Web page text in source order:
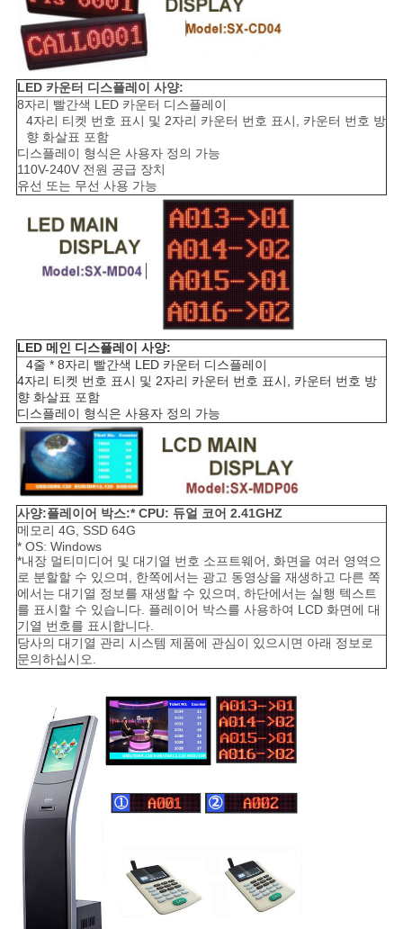
LED 카운터 디스플레이 사양:
8자리 빨간색 LED 카운터 디스플레이
4자리 티켓 번호 표시 및 2자리 카운터 번호 표시, 카운터 번호 방
향 화살표 포함
디스플레이 형식은 사용자 정의 가능
110V-240V 전원 공급 장치
유선 또는 무선 사용 가능
LED 메인 디스플레이 사양:
4줄 * 8자리 빨간색 LED 카운터 디스플레이
4자리 티켓 번호 표시 및 2자리 카운터 번호 표시, 카운터 번호 방
향 화살표 포함
디스플레이 형식은 사용자 정의 가능
사양:플레이어 박스:* CPU: 듀얼 코어 2.41GHZ
메모리 4G, SSD 64G
* OS: Windows
*내장 멀티미디어 및 대기열 번호 소프트웨어, 화면을 여러 영역으
로 분할할 수 있으며, 한쪽에서는 광고 동영상을 재생하고 다른 쪽
에서는 대기열 정보를 재생할 수 있으며, 하단에서는 실행 텍스트
를 표시할 수 있습니다. 플레이어 박스를 사용하여 LCD 화면에 대
기열 번호를 표시합니다.
당사의 대기열 관리 시스템 제품에 관심이 있으시면 아래 정보로
문의하십시오.